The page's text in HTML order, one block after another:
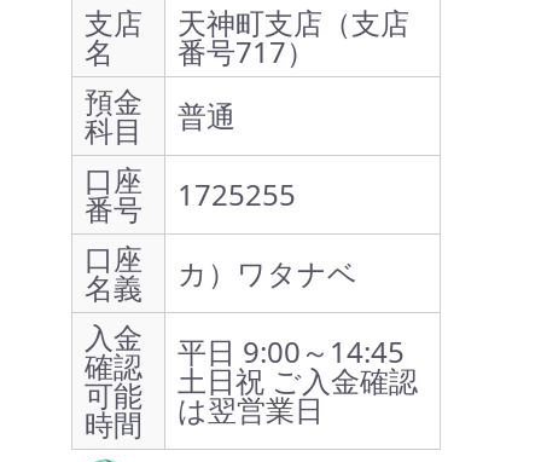
支店
名
天神町支店（支店
番号717）
預金
科目
普通
口座
番号
1725255
口座
名義
カ）ワタナベ
入金
確認
可能
時間
平日 9:00～14:45
土日祝 ご入金確認
は翌営業日